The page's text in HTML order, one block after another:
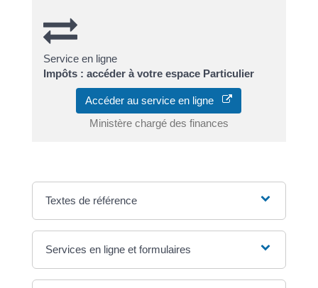
Service en ligne
Impôts : accéder à votre espace Particulier
Accéder au service en ligne
Ministère chargé des finances
Textes de référence
Services en ligne et formulaires